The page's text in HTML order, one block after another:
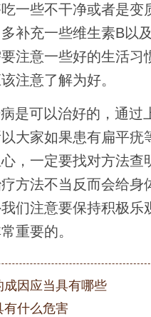
一些不干净或者是变
补充一些维生素B以及
注意一些好的生活习
注意了解为好。
是可以治好的，通过
大家如果患有扁平疣
，一定要找对方法查
方法不当反而会给身
们注意要保持积极乐
重要的。
成因应当具有哪些
有什么危害